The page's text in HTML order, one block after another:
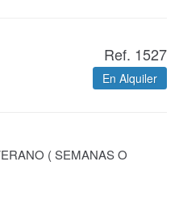
Ref. 1527
En Alquiler
( SEMANAS O